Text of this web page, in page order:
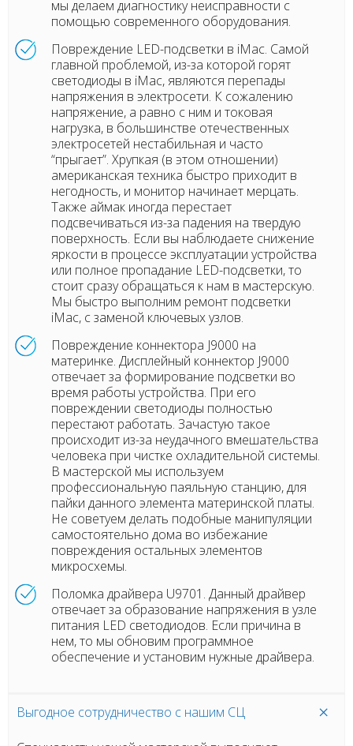
мы делаем диагностику неисправности с
помощью современного оборудования.
Повреждение LED-подсветки в iMac. Самой
главной проблемой, из-за которой горят
светодиоды в iMac, являются перепады
напряжения в электросети. К сожалению
напряжение, а равно с ним и токовая
нагрузка, в большинстве отечественных
электросетей нестабильная и часто
“прыгает”. Хрупкая (в этом отношении)
американская техника быстро приходит в
негодность, и монитор начинает мерцать.
Также аймак иногда перестает
подсвечиваться из-за падения на твердую
поверхность. Если вы наблюдаете снижение
яркости в процессе эксплуатации устройства
или полное пропадание LED-подсветки, то
стоит сразу обращаться к нам в мастерскую.
Мы быстро выполним ремонт подсветки
iMac, с заменой ключевых узлов.
Повреждение коннектора J9000 на
материнке. Дисплейный коннектор J9000
отвечает за формирование подсветки во
время работы устройства. При его
повреждении светодиоды полностью
перестают работать. Зачастую такое
происходит из-за неудачного вмешательства
человека при чистке охладительной системы.
В мастерской мы используем
профессиональную паяльную станцию, для
пайки данного элемента материнской платы.
Не советуем делать подобные манипуляции
самостоятельно дома во избежание
повреждения остальных элементов
микросхемы.
Поломка драйвера U9701. Данный драйвер
отвечает за образование напряжения в узле
питания LED светодиодов. Если причина в
нем, то мы обновим программное
обеспечение и установим нужные драйвера.
Выгодное сотрудничество с нашим СЦ